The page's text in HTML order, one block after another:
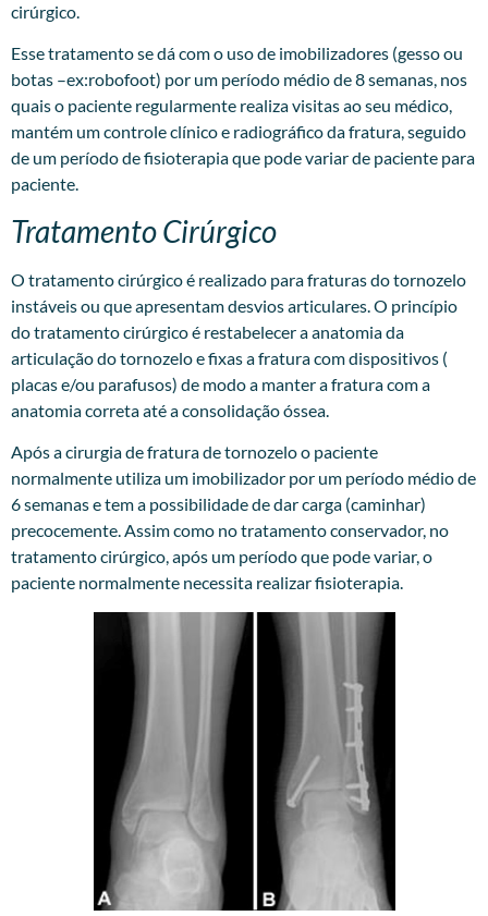
cirúrgico.
Esse tratamento se dá com o uso de imobilizadores (gesso ou
botas –ex:robofoot) por um período médio de 8 semanas, nos
quais o paciente regularmente realiza visitas ao seu médico,
mantém um controle clínico e radiográfico da fratura, seguido
de um período de fisioterapia que pode variar de paciente para
paciente.
Tratamento Cirúrgico
O tratamento cirúrgico é realizado para fraturas do tornozelo
instáveis ou que apresentam desvios articulares. O princípio
do tratamento cirúrgico é restabelecer a anatomia da
articulação do tornozelo e fixas a fratura com dispositivos (
placas e/ou parafusos) de modo a manter a fratura com a
anatomia correta até a consolidação óssea.
Após a cirurgia de fratura de tornozelo o paciente
normalmente utiliza um imobilizador por um período médio de
6 semanas e tem a possibilidade de dar carga (caminhar)
precocemente. Assim como no tratamento conservador, no
tratamento cirúrgico, após um período que pode variar, o
paciente normalmente necessita realizar fisioterapia.